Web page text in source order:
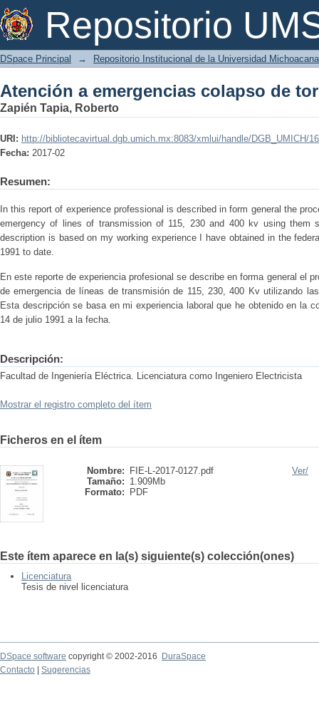
Repositorio
Atención a emergencias colapso de
DSpace Principal → Repositorio Institucional de la Universidad
Atención a emergencias colapso de
Zapién Tapia, Roberto
URI: http://bibliotecavirtual.dgb.umich.mx:8083/xmlui/handle/DGB_UMICH/
Fecha: 2017-02
Resumen:
In this report of experience professional is described in form general the
emergency of lines of transmission of 115, 230 and 400 kv using them
description is based on my working experience I have obtained in the
1991 to date.
En este reporte de experiencia profesional se describe en forma general el
de emergencia de líneas de transmisión de 115, 230, 400 Kv utilizando
Esta descripción se basa en mi experiencia laboral que he obtenido en la
14 de julio 1991 a la fecha.
Descripción:
Facultad de Ingeniería Eléctrica. Licenciatura como Ingeniero Electricista
Mostrar el registro completo del ítem
Ficheros en el ítem
Nombre:
FIE-L-2017-0127.pdf
Tamaño: 1.909Mb
Formato:
PDF
Ver/
Este ítem aparece en la(s) siguiente(s) colección(ones)
Licenciatura
Tesis de nivel licenciatura
DSpace software copyright © 2002-2016
DuraSpace
Contacto
Sugerencias